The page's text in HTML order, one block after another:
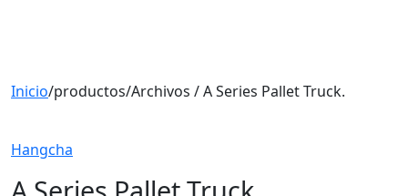
Inicio/productos/Archivos / A Series Pallet Truck.
Hangcha